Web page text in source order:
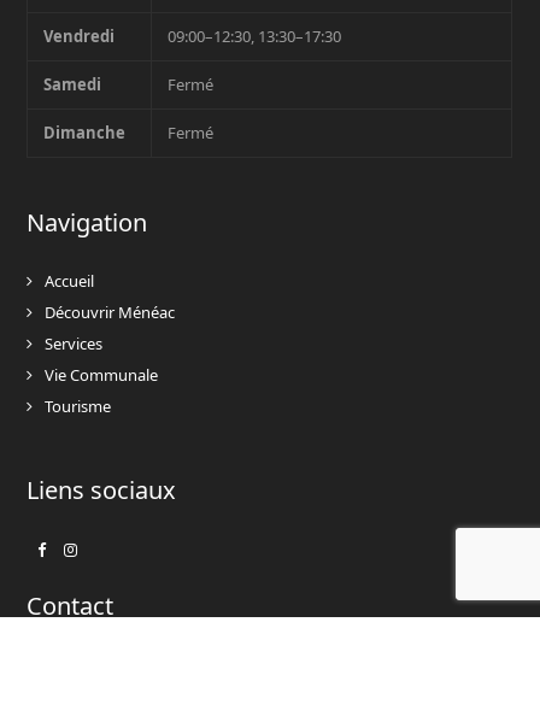
Vendredi 09:00–12:30, 13:30–17:30
Samedi Fermé
Dimanche Fermé
Navigation
Accueil
Découvrir Ménéac
Services
Vie Communale
Tourisme
Liens sociaux
FacebookInstagram
Contact